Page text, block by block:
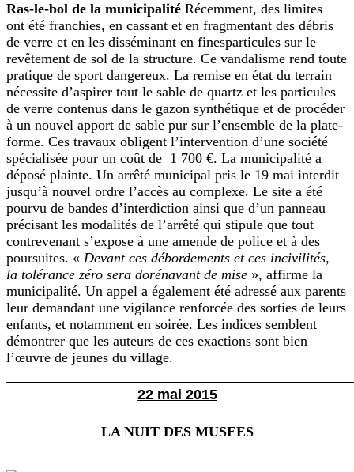
Ras-le-bol de la municipalité Récemment, des limites
ont été franchies, en cassant et en fragmentant des débris
de verre et en les disséminant en finesparticules sur le
revêtement de sol de la structure. Ce vandalisme rend toute
pratique de sport dangereux. La remise en état du terrain
nécessite d’aspirer tout le sable de quartz et les particules
de verre contenus dans le gazon synthétique et de procéder
à un nouvel apport de sable pur sur l’ensemble de la plate-
forme. Ces travaux obligent l’intervention d’une société
spécialisée pour un coût de 1 700 €. La municipalité a
déposé plainte. Un arrêté municipal pris le 19 mai interdit
jusqu’à nouvel ordre l’accès au complexe. Le site a été
pourvu de bandes d’interdiction ainsi que d’un panneau
précisant les modalités de l’arrêté qui stipule que tout
contrevenant s’expose à une amende de police et à des
poursuites. « Devant ces débordements et ces incivilités,
la tolérance zéro sera dorénavant de mise », affirme la
municipalité. Un appel a également été adressé aux parents
leur demandant une vigilance renforcée des sorties de leurs
enfants, et notamment en soirée. Les indices semblent
démontrer que les auteurs de ces exactions sont bien
l’œuvre de jeunes du village.
22 mai 2015
LA NUIT DES MUSEES